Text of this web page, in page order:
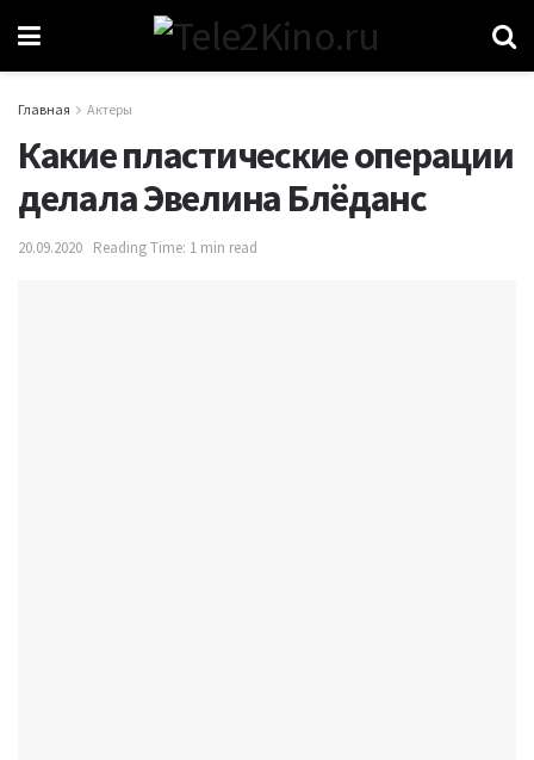
Главная Актеры
Какие пластические операции
делала Эвелина Блёданс
20.09.2020 Reading Time: 1 min read